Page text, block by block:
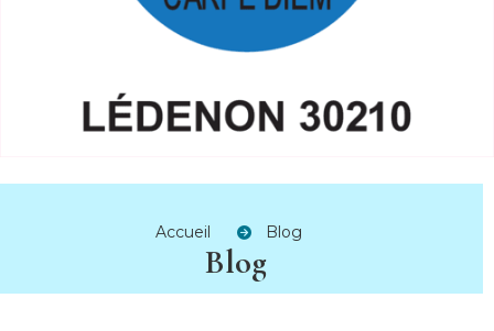
Accueil Blog
Blog